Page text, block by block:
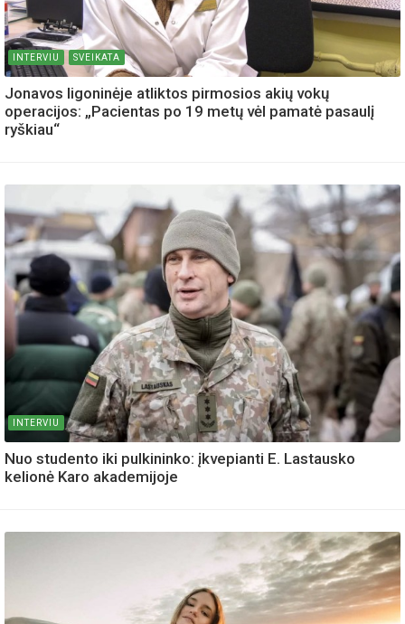
INTERVIU SVEIKATA
Jonavos ligoninėje atliktos pirmosios akių vokų
operacijos: „Pacientas po 19 metų vėl pamatė pasaulį
ryškiau“
INTERVIU
Nuo studento iki pulkininko: įkvepianti E. Lastausko
kelionė Karo akademijoje